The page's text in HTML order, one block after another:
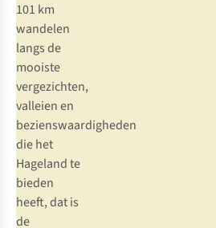
101 km
wandelen
langs de
mooiste
vergezichten,
valleien en
bezienswaardigheden
die het
Hageland te
bieden
heeft, dat is
de